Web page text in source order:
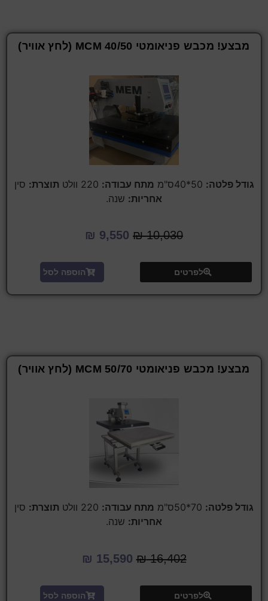
מבצע! מכבש פניאומטי 40/50 MCM (לחץ אוויר)
גודל פלטה: מתח עבודה: תוצרת: סין
אחריות: שנה.
₪10,030
₪ 9,550
לפרטים הוספה לסל
מבצע! מכבש פניאומטי 50/70 MCM (לחץ אוויר)
גודל פלטה: מתח עבודה: תוצרת: סין
אחריות: שנה.
₪16,402
₪ 15,590
לפרטים הוספה לסל